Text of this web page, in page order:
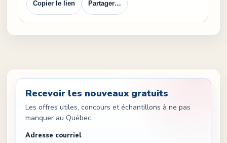
Copier le lien Partager…
Recevoir les nouveaux gratuits
Les offres utiles, concours et échantillons à ne pas
manquer au Québec.
Adresse courriel